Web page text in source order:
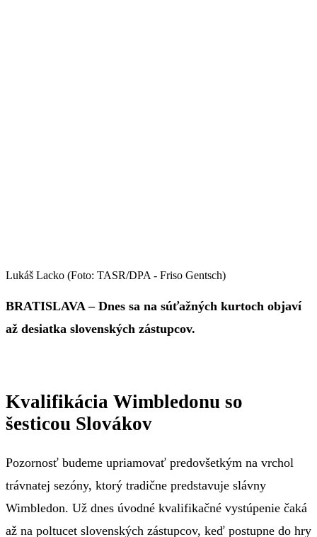
Lukáš Lacko (Foto: TASR/DPA - Friso Gentsch)
BRATISLAVA – Dnes sa na súťažných kurtoch objaví
až desiatka slovenských zástupcov.
Kvalifikácia Wimbledonu so
šesticou Slovákov
Pozornosť budeme upriamovať predovšetkým na vrchol
trávnatej sezóny, ktorý tradične predstavuje slávny
Wimbledon. Už dnes úvodné kvalifikačné vystúpenie čaká
až na poltucet slovenských zástupcov, keď postupne do hry